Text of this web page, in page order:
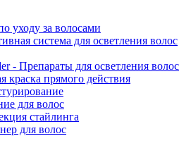
уходу за волосами
система для осветления волос
- Препараты для осветления волос
краска прямого действия
для волос
стайлинга
для волос